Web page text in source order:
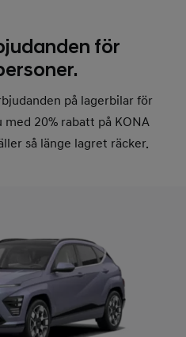
för
på lagerbilar för
20% rabatt på KONA
så länge lagret räcker.